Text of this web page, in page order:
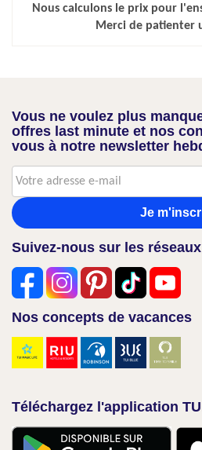
Nous calculons le prix pour
Merci de patienter
Vous ne voulez plus
offres last minute et nos
vous à notre newsletter
Je
Suivez-nous sur les
Nos concepts de vacances
Téléchargez l'application